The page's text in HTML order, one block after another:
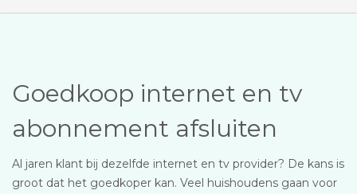
Goedkoop internet en tv
abonnement afsluiten
Al jaren klant bij dezelfde internet en tv provider? De kans is
groot dat het goedkoper kan. Veel huishoudens gaan voor